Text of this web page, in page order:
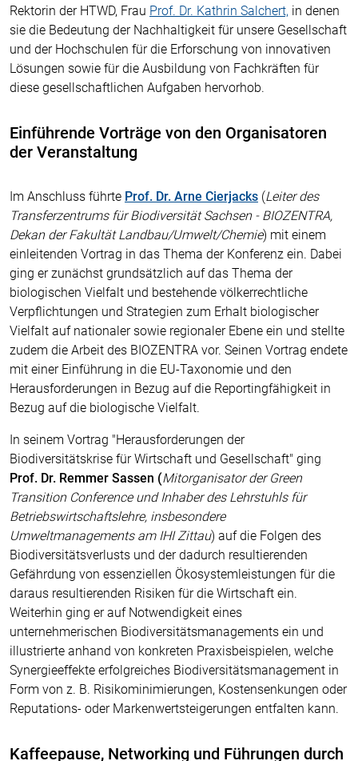
Rektorin der HTWD, Frau Prof. Dr. Kathrin Salchert, in denen
sie die Bedeutung der Nachhaltigkeit für unsere Gesellschaft
und der Hochschulen für die Erforschung von innovativen
Lösungen sowie für die Ausbildung von Fachkräften für
diese gesellschaftlichen Aufgaben hervorhob.
Einführende Vorträge von den Organisatoren
der Veranstaltung
Im Anschluss führte Prof. Dr. Arne Cierjacks (Leiter des
Transferzentrums für Biodiversität Sachsen - BIOZENTRA,
Dekan der Fakultät Landbau/Umwelt/Chemie) mit einem
einleitenden Vortrag in das Thema der Konferenz ein. Dabei
ging er zunächst grundsätzlich auf das Thema der
biologischen Vielfalt und bestehende völkerrechtliche
Verpflichtungen und Strategien zum Erhalt biologischer
Vielfalt auf nationaler sowie regionaler Ebene ein und stellte
zudem die Arbeit des BIOZENTRA vor. Seinen Vortrag endete
mit einer Einführung in die EU-Taxonomie und den
Herausforderungen in Bezug auf die Reportingfähigkeit in
Bezug auf die biologische Vielfalt.
In seinem Vortrag "Herausforderungen der
Biodiversitätskrise für Wirtschaft und Gesellschaft" ging
Prof. Dr. Remmer Sassen (Mitorganisator der Green
Transition Conference und Inhaber des Lehrstuhls für
Betriebswirtschaftslehre, insbesondere
Umweltmanagements am IHI Zittau) auf die Folgen des
Biodiversitätsverlusts und der dadurch resultierenden
Gefährdung von essenziellen Ökosystemleistungen für die
daraus resultierenden Risiken für die Wirtschaft ein.
Weiterhin ging er auf Notwendigkeit eines
unternehmerischen Biodiversitätsmanagements ein und
illustrierte anhand von konkreten Praxisbeispielen, welche
Synergieeffekte erfolgreiches Biodiversitätsmanagement in
Form von z. B. Risikominimierungen, Kostensenkungen oder
Reputations- oder Markenwertsteigerungen entfalten kann.
Kaffeepause, Networking und Führungen durch